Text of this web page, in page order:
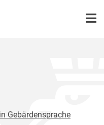
Gebärdensprache